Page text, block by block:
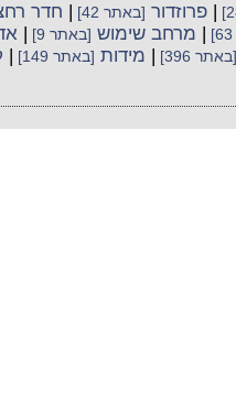
| פרוזדור [באתר 42] | חדר
| מרחב שימוש [באתר 9] |
[באתר 396] | מידות [באתר 149] |